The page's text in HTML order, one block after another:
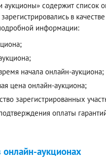
аукционы» содержит список
в качестве
информации:
начала онлайн-аукциона;
цена онлайн-аукциона;
зарегистрированных
оплаты
онлайн-аукционах